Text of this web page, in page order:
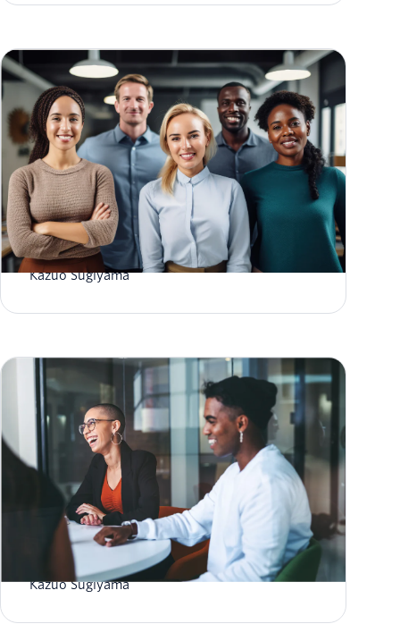
2022年12月サポートFAQアップデート
Kazuo Sugiyama
2022年11月サポートFAQアップデート
Kazuo Sugiyama